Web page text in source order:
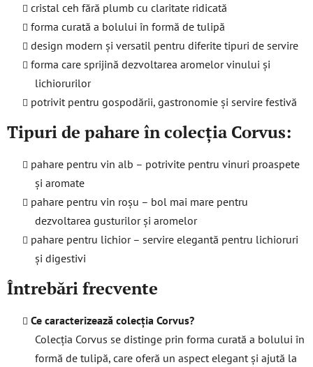
cristal ceh fără plumb cu claritate ridicată
forma curată a bolului în formă de tulipă
design modern și versatil pentru diferite tipuri de servire
forma care sprijină dezvoltarea aromelor vinului și
lichiorurilor
potrivit pentru gospodării, gastronomie și servire festivă
Tipuri de pahare în colecția Corvus:
pahare pentru vin alb – potrivite pentru vinuri proaspete
și aromate
pahare pentru vin roșu – bol mai mare pentru
dezvoltarea gusturilor și aromelor
pahare pentru lichior – servire elegantă pentru lichioruri
și digestivi
Întrebări frecvente
Ce caracterizează colecția Corvus?
Colecția Corvus se distinge prin forma curată a bolului în
formă de tulipă, care oferă un aspect elegant și ajută la